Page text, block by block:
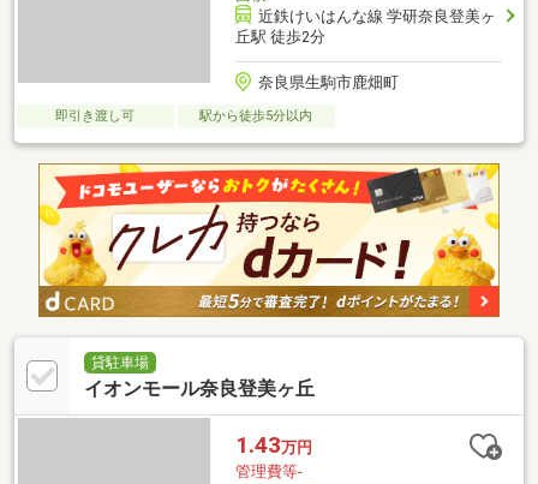
近鉄けいはんな線 学研奈良登美ヶ
丘駅 徒歩2分
奈良県生駒市鹿畑町
即引き渡し可 駅から徒歩5分以内
貸駐車場
イオンモール奈良登美ヶ丘
1.43万円
管理費等-